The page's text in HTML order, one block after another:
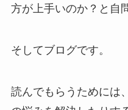
方が上手いのか？と自
そしてブログです。
読んでもらうためには